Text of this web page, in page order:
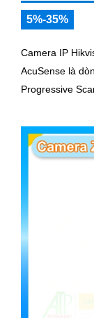
5%-35%
Camera IP
AcuSense là
Progressive